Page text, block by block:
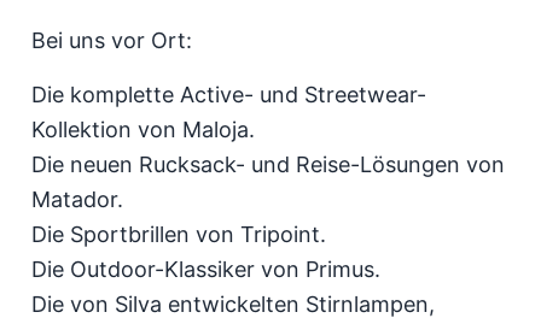
Bei uns vor Ort:
Die komplette Active- und Streetwear-
Kollektion von Maloja.
Die neuen Rucksack- und Reise-Lösungen von
Matador.
Die Sportbrillen von Tripoint.
Die Outdoor-Klassiker von Primus.
Die von Silva entwickelten Stirnlampen,